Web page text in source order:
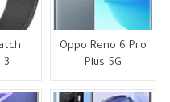
3
Oppo Reno 6 Pro
Plus 5G